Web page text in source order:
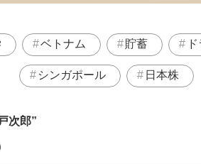
ベトナム 貯蓄
シンガポール 日本株
次郎